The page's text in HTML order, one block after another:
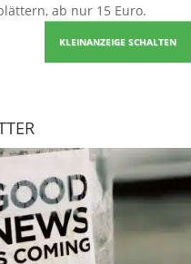
ab nur 15 Euro.
KLEINANZEIGE SCHALTEN